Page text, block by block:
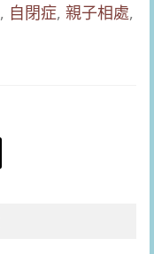
, 自閉症, 親子相處,